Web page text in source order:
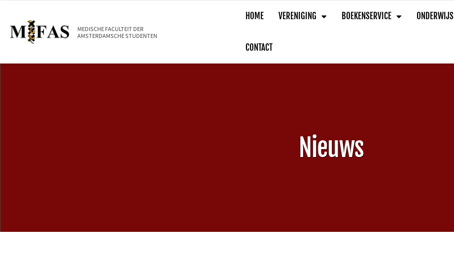
MEDISCHE FACULTEIT DER
AMSTERDAMSCHE STUDENTEN
HOME VERENIGING BOEKENSERVICE ONDERWIJS
CONTACT
Nieuws